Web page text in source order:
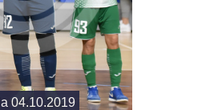
04.10.2019